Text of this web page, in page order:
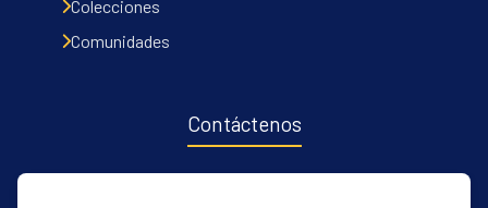
Colecciones
Comunidades
Contáctenos